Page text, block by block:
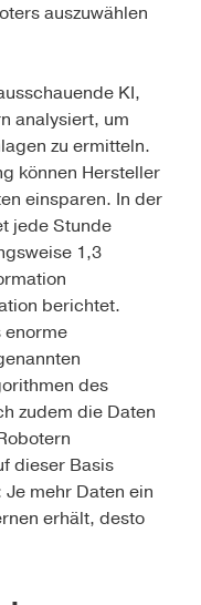
auszuwählen
KI,
analysiert, um
zu ermitteln.
können Hersteller
einsparen. In der
jede Stunde
1,3
berichtet.
enorme
des
zudem die Daten
dieser Basis
mehr Daten ein
erhält, desto